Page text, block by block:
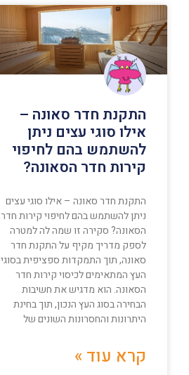
התקנת חדר סאונה –
אילו סוגי עצים ניתן
להשתמש בהם לחיפוי
קירות חדר הסאונה?
התקנת חדר סאונה – אילו סוגי עצים
ניתן להשתמש בהם לחיפוי קירות חדר
הסאונה? סקירה זו שמה לה למטרה
לספק מדריך מקיף על התקנת חדר
סאונה, תוך התמקדות ספציפית בסוגי
העץ המתאימים לכיסוי קירות חדר
הסאונה. הוא מדגיש את חשיבות
הבחירה בסוג העץ הנכון, תוך בחינת
היתרונות והחסרונות השונים של
קרא עוד »